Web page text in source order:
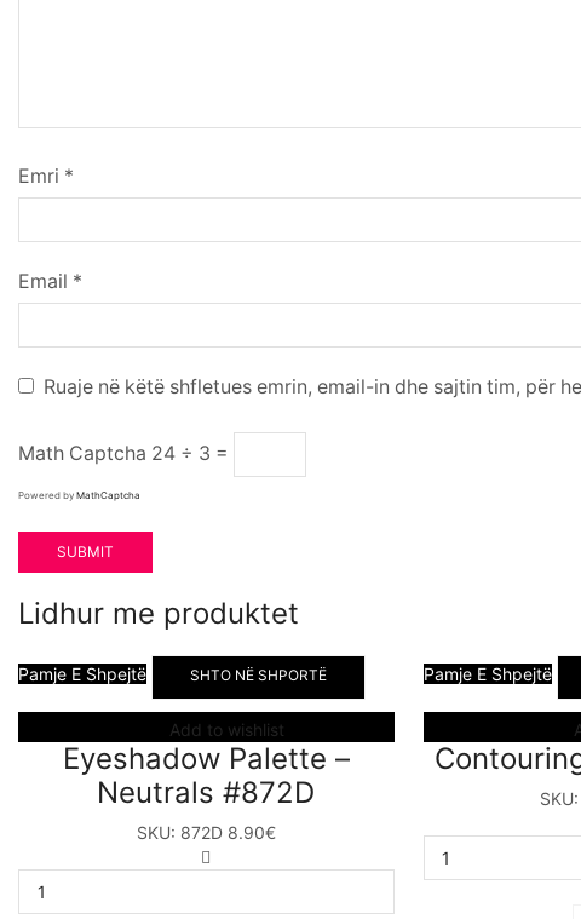
Emri *
Email *
Ruaje në këtë shfletues emrin, email-in dhe sajtin tim, për
Math Captcha 24 ÷ 3 =
Powered by MathCaptcha
Lidhur me produktet
Pamje E Shpejtë SHTO NË SHPORTË
Add to wishlist
Eyeshadow Palette –
Neutrals #872D
SKU: 872D 8.90€
Pamje E Shpejtë
SKU: